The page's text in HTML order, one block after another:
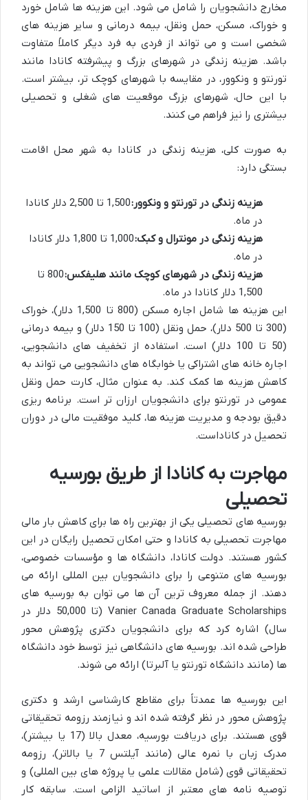
مخارج دانشجویان را شامل می شود. این هزینه ها شامل خورد
و خوراک، مسکن، حمل ونقل، بیمه درمانی و سایر هزینه های
شخصی است و می تواند از فردی به فرد دیگر کاملاً متفاوت
باشد. هزینه زندگی در شهرهای بزرگ و پیشرفته کانادا مانند
تورنتو و ونکوور، در مقایسه با شهرهای کوچک تر، بیشتر است.
با این حال، شهرهای بزرگ موقعیت های شغلی و تحصیلی
بیشتری را نیز فراهم می کنند.
به صورت کلی، هزینه زندگی در کانادا به شهر محل اقامت
بستگی دارد:
هزینه زندگی در تورنتو و ونکوور:
1,500 تا 2,500 دلار کانادا
در ماه.
هزینه زندگی در مونترال و کبک:
1,000 تا 1,800 دلار کانادا
در ماه.
هزینه زندگی در شهرهای کوچک مانند هلیفکس:
800 تا
1,500 دلار کانادا در ماه.
این هزینه ها شامل اجاره مسکن (800 تا 1,500 دلار)، خوراک
(300 تا 500 دلار)، حمل ونقل (100 تا 150 دلار) و بیمه درمانی
(50 تا 100 دلار) است. استفاده از تخفیف های دانشجویی،
اجاره خانه های اشتراکی یا خوابگاه های دانشجویی می تواند به
کاهش هزینه ها کمک کند. به عنوان مثال، کارت حمل ونقل
عمومی در تورنتو برای دانشجویان ارزان تر است. برنامه ریزی
دقیق بودجه و مدیریت هزینه ها، کلید موفقیت مالی در دوران
تحصیل در کاناداست.
مهاجرت به کانادا از طریق بورسیه
تحصیلی
بورسیه های تحصیلی یکی از بهترین راه ها برای کاهش بار مالی
مهاجرت تحصیلی به کانادا و حتی امکان تحصیل رایگان در این
کشور هستند. دولت کانادا، دانشگاه ها و مؤسسات خصوصی،
بورسیه های متنوعی را برای دانشجویان بین المللی ارائه می
دهند. از جمله معروف ترین آن ها می توان به بورسیه های
Vanier Canada Graduate Scholarships (تا 50,000 دلار در
سال) اشاره کرد که برای دانشجویان دکتری پژوهش محور
طراحی شده اند. بورسیه های دانشگاهی نیز توسط خود دانشگاه
ها (مانند دانشگاه تورنتو یا آلبرتا) ارائه می شوند.
این بورسیه ها عمدتاً برای مقاطع کارشناسی ارشد و دکتری
پژوهش محور در نظر گرفته شده اند و نیازمند رزومه تحقیقاتی
قوی هستند. برای دریافت بورسیه، معدل بالا (17 یا بیشتر)،
مدرک زبان با نمره عالی (مانند آیلتس 7 یا بالاتر)، رزومه
تحقیقاتی قوی (شامل مقالات علمی یا پروژه های بین المللی) و
توصیه نامه های معتبر از اساتید الزامی است. سابقه کار